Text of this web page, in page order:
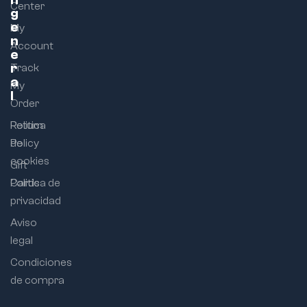
Center
My
Account
Track
My
Order
Return
Policy
Gift
Cards
g
e
n
e
r
a
l
Politica
de
cookies
Politica de
privacidad
Aviso
legal
Condiciones
de compra